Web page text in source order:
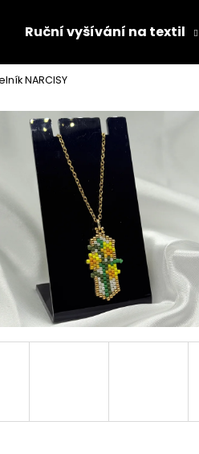
Ruční vyšívání na textil
NARCISY najít?
Doporučujeme